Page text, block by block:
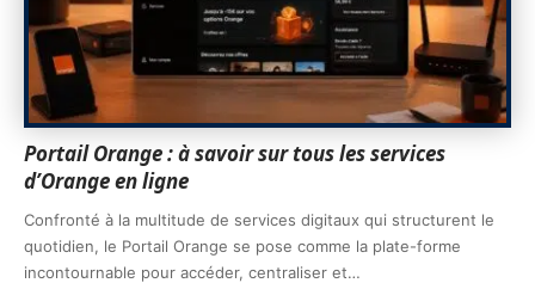
Portail Orange : à savoir sur tous les services
d’Orange en ligne
Confronté à la multitude de services digitaux qui structurent le
quotidien, le Portail Orange se pose comme la plate-forme
incontournable pour accéder, centraliser et…